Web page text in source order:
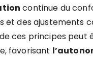
continue du
et des ajustements
ces principes
favorisant